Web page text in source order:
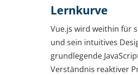
Lernkurve
Vue.js wird weithin für
und sein intuitives
grundlegende
Verständnis reaktiver